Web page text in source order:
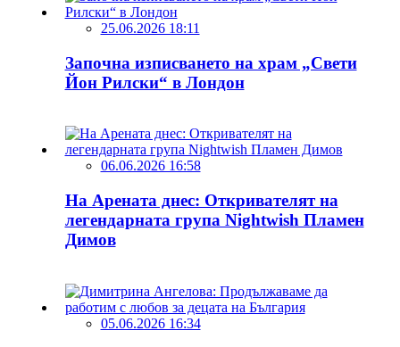
25.06.2026 18:11
Започна изписването на храм „Свети
Йон Рилски“ в Лондон
06.06.2026 16:58
На Арената днес: Откривателят на
легендарната група Nightwish Пламен
Димов
05.06.2026 16:34